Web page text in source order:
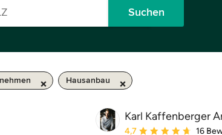
Suchen
Hausanbau
Karl Kaffenberger
Durchschnittliche
4,7 16